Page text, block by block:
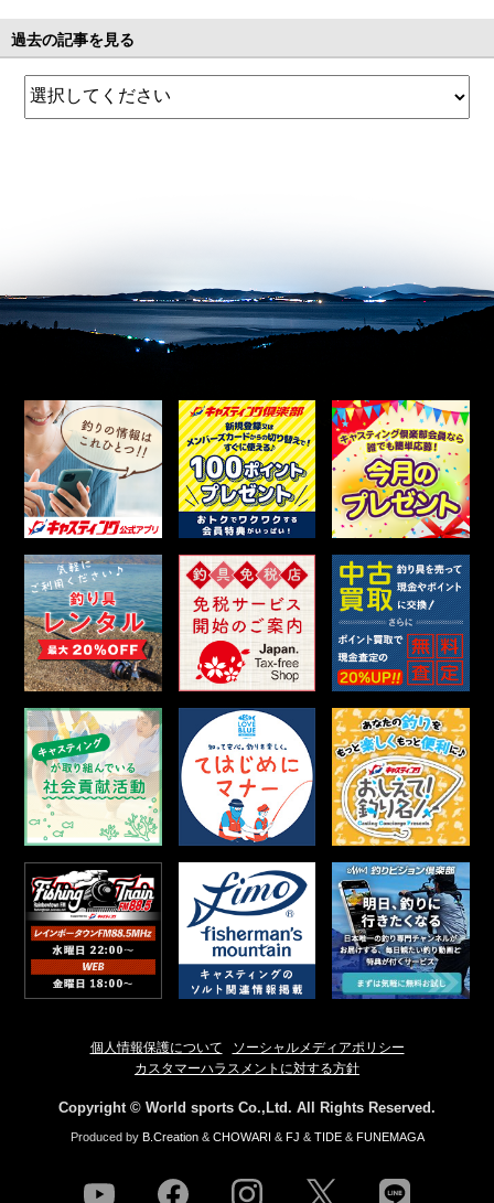
過去の記事を見る
個人情報保護について
ソーシャルメディアポリシー
カスタマーハラスメントに対する方針
Copyright © World sports Co.,Ltd. All Rights Reserved.
Produced by B.Creation& CHOWARI & FJ & TIDE& FUNEMAGA
youtube facebook instagram line